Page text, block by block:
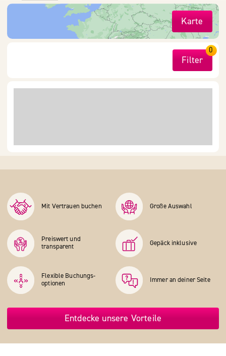
Karte
Filter
0
Mit Vertrauen buchen Große Auswahl
Preiswert und
transparent
Gepäck inklusive
Flexible Buchungs­
optionen
Immer an deiner Seite
Entdecke unsere Vorteile